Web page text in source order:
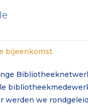
bijeenkomst
werden we